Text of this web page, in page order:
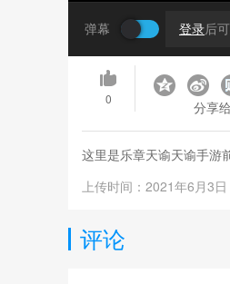
弹幕 登录后
0 分享
这里是乐章天谕天谕手游
上传时间：2021年6月3
评论